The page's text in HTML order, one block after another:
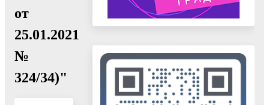
от
25.01.2021
№
324/34)"